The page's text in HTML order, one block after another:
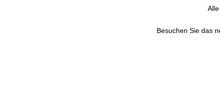
Besuchen Sie das